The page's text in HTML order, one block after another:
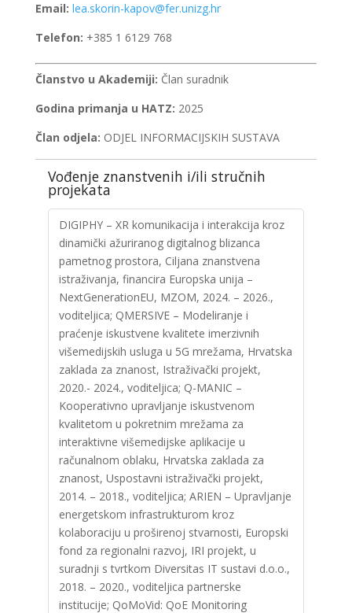
Email: lea.skorin-kapov@fer.unizg.hr
Telefon: +385 1 6129 768
Članstvo u Akademiji: Član suradnik
Godina primanja u HATZ: 2025
Član odjela: ODJEL INFORMACIJSKIH SUSTAVA
Vođenje znanstvenih i/ili stručnih
projekata
DIGIPHY – XR komunikacija i interakcija kroz
dinamički ažuriranog digitalnog blizanca
pametnog prostora, Ciljana znanstvena
istraživanja, financira Europska unija –
NextGenerationEU, MZOM, 2024. – 2026.,
voditeljica; QMERSIVE – Modeliranje i
praćenje iskustvene kvalitete imerzivnih
višemedijskih usluga u 5G mrežama, Hrvatska
zaklada za znanost, Istraživački projekt,
2020.- 2024., voditeljica; Q-MANIC –
Kooperativno upravljanje iskustvenom
kvalitetom u pokretnim mrežama za
interaktivne višemedijske aplikacije u
računalnom oblaku, Hrvatska zaklada za
znanost, Uspostavni istraživački projekt,
2014. – 2018., voditeljica; ARIEN – Upravljanje
energetskom infrastrukturom kroz
kolaboraciju u proširenoj stvarnosti, Europski
fond za regionalni razvoj, IRI projekt, u
suradnji s tvrtkom Diversitas IT sustavi d.o.o.,
2018. – 2020., voditeljica partnerske
institucije; QoMoVid: QoE Monitoring